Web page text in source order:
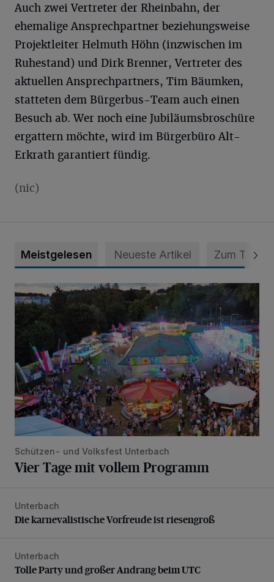
Auch zwei Vertreter der Rheinbahn, der
ehemalige Ansprechpartner beziehungsweise
Projektleiter Helmuth Höhn (inzwischen im
Ruhestand) und Dirk Brenner, Vertreter des
aktuellen Ansprechpartners, Tim Bäumken,
statteten dem Bürgerbus-Team auch einen
Besuch ab. Wer noch eine Jubiläumsbroschüre
ergattern möchte, wird im Bürgerbüro Alt-
Erkrath garantiert fündig.
(nic)
Meistgelesen Neueste Artikel Zum Thema
Vier Tage mit vollem Programm
Schützen- und Volksfest Unterbach
Vier Tage mit vollem Programm
Die karnevalistische Vorfreude ist riesengroß
Unterbach
Die karnevalistische Vorfreude ist riesengroß
Tolle Party und großer Andrang beim UTC
Unterbach
Tolle Party und großer Andrang beim UTC